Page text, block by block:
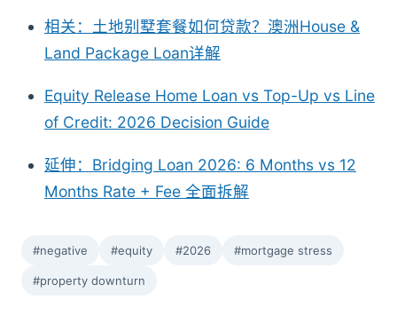
相关：土地别墅套餐如何贷款？澳洲House &
Land Package Loan详解
Equity Release Home Loan vs Top-Up vs Line
of Credit: 2026 Decision Guide
延伸：Bridging Loan 2026: 6 Months vs 12
Months Rate + Fee 全面拆解
#negative #equity #2026 #mortgage stress
#property downturn